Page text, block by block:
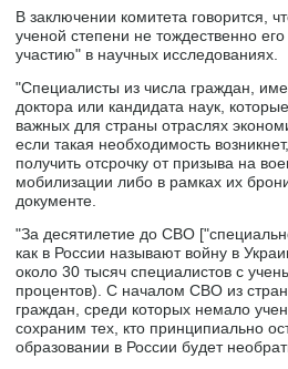
В заключении комитета говорится,
ученой степени не тождественно
участию" в научных исследованиях.
"Специалисты из числа граждан,
доктора или кандидата наук,
важных для страны отраслях
если такая необходимость
получить отсрочку от призыва на
мобилизации либо в рамках их
документе.
"За десятилетие до СВО
как в России называют войну в
около 30 тысяч специалистов с
процентов). С началом СВО из
граждан, среди которых немало
сохраним тех, кто принципиально
образовании в России будет